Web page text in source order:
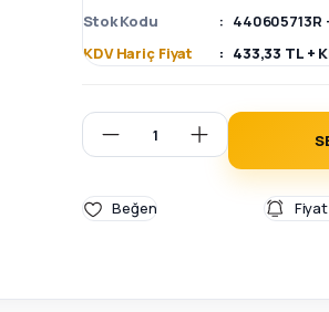
Stok Kodu
440605713R
KDV Hariç Fiyat
433,33 TL +
Fiyat